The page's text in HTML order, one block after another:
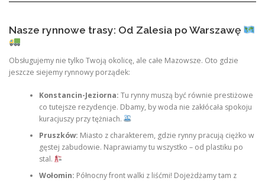
Nasze rynnowe trasy: Od Zalesia po Warszawę
Obsługujemy nie tylko Twoją okolicę, ale całe Mazowsze. Oto gdzie
jeszcze siejemy rynnowy porządek:
Konstancin-Jeziorna: Tu rynny muszą być równie prestiżowe
co tutejsze rezydencje. Dbamy, by woda nie zakłócała spokoju
kuracjuszy przy tężniach.
Pruszków: Miasto z charakterem, gdzie rynny pracują ciężko w
gęstej zabudowie. Naprawiamy tu wszystko – od plastiku po
stal.
Wołomin: Północny front walki z liśćmi! Dojeżdżamy tam z